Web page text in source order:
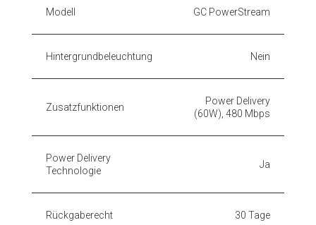
Modell GC PowerStream
Hintergrundbeleuchtung Nein
Zusatzfunktionen
Power Delivery
(60W), 480 Mbps
Power Delivery
Technologie
Ja
Rückgaberecht 30 Tage